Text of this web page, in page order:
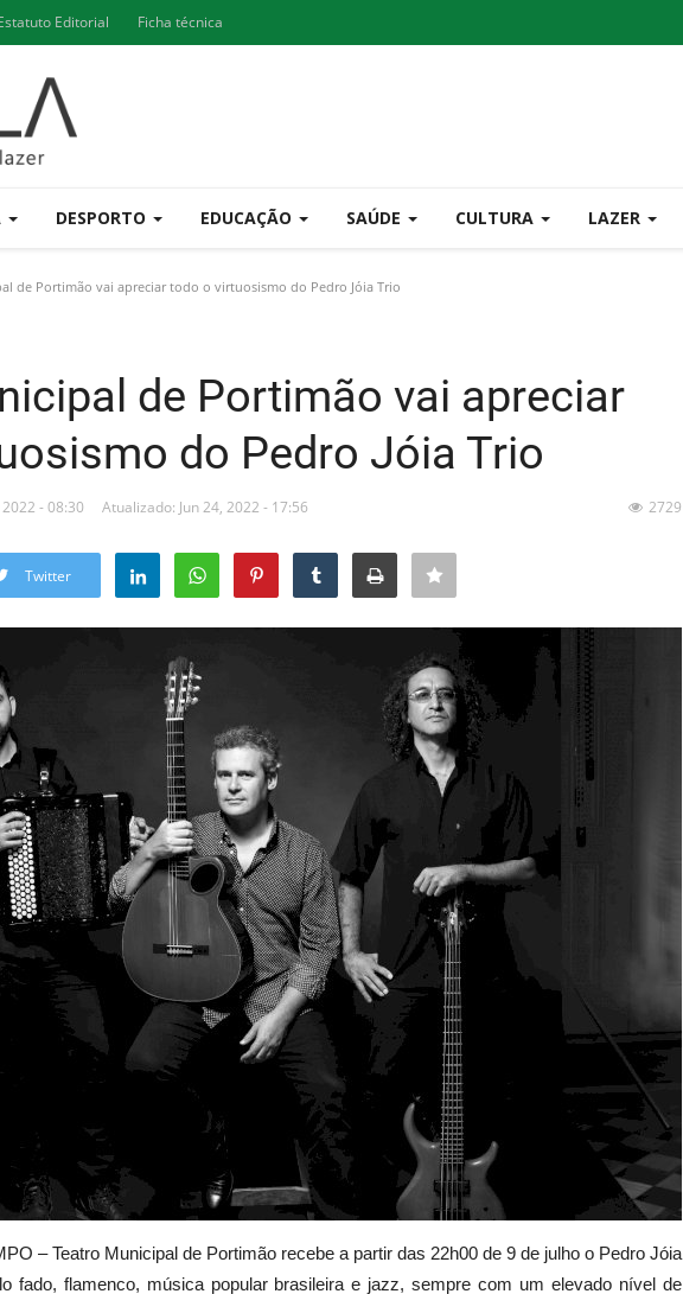
Editorial Ficha técnica
DESPORTO EDUCAÇÃO SAÚDE CULTURA LAZER
de Portimão vai apreciar todo o virtuosismo do Pedro Jóia Trio
de Portimão vai apreciar
do Pedro Jóia Trio
2022 - 08:30 Atualizado: Jun 24, 2022 - 17:56 2729
Twitter
– Teatro Municipal de Portimão recebe a partir das 22h00 de 9 de julho o Pedro Jóia
fado, flamenco, música popular brasileira e jazz, sempre com um elevado nível de